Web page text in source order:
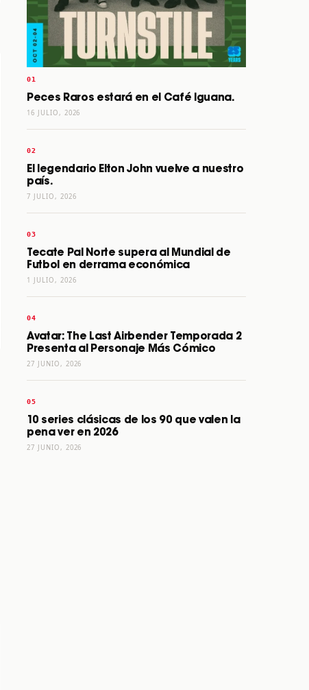
Peces Raros estará en el Café Iguana.
16 JULIO, 2026
El legendario Elton John vuelve a nuestro
país.
7 JULIO, 2026
Tecate Pal Norte supera al Mundial de
Futbol en derrama económica
1 JULIO, 2026
Avatar: The Last Airbender Temporada 2
Presenta al Personaje Más Cómico
27 JUNIO, 2026
10 series clásicas de los 90 que valen la
pena ver en 2026
27 JUNIO, 2026